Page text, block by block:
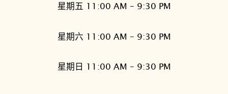
星期五 11:00 AM – 9:30 PM
星期六 11:00 AM – 9:30 PM
星期日 11:00 AM – 9:30 PM